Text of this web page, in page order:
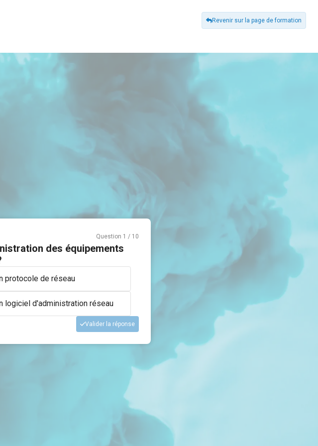
Revenir sur la page de formation
Question 1 / 10
des équipements
protocole de réseau
logiciel d'administration réseau
Valider la réponse